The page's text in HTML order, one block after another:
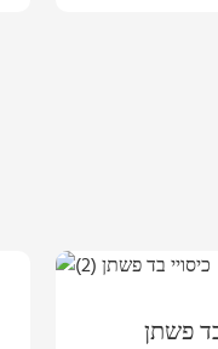
פשתן